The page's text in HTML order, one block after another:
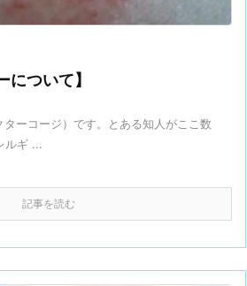
について】
ターコージ）です。⁡とある知人がここ数
ルギ ...
記事を読む